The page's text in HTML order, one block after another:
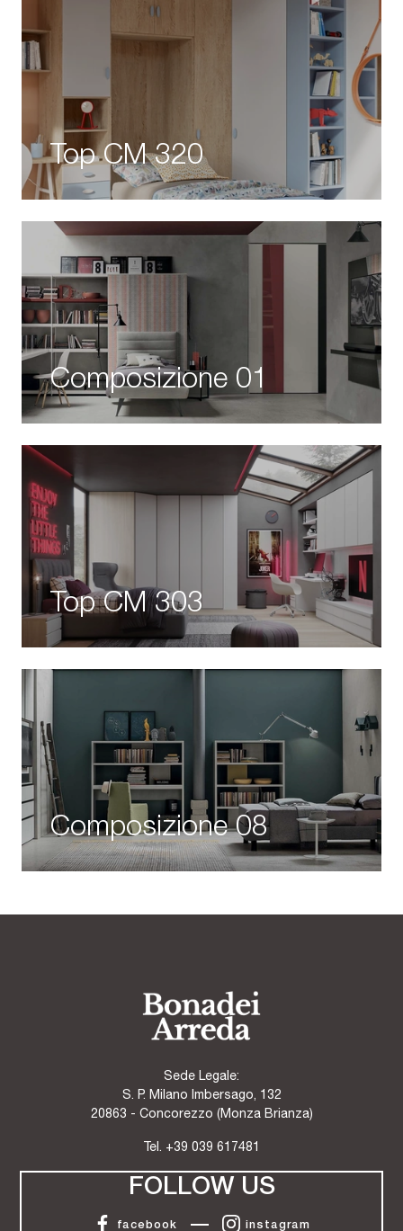
Top CM 320
Composizione 01
Top CM 303
Composizione 08
Sede Legale:
S. P. Milano Imbersago, 132
20863 - Concorezzo (Monza Brianza)
Tel. +39 039 617481
FOLLOW US
facebook instagram